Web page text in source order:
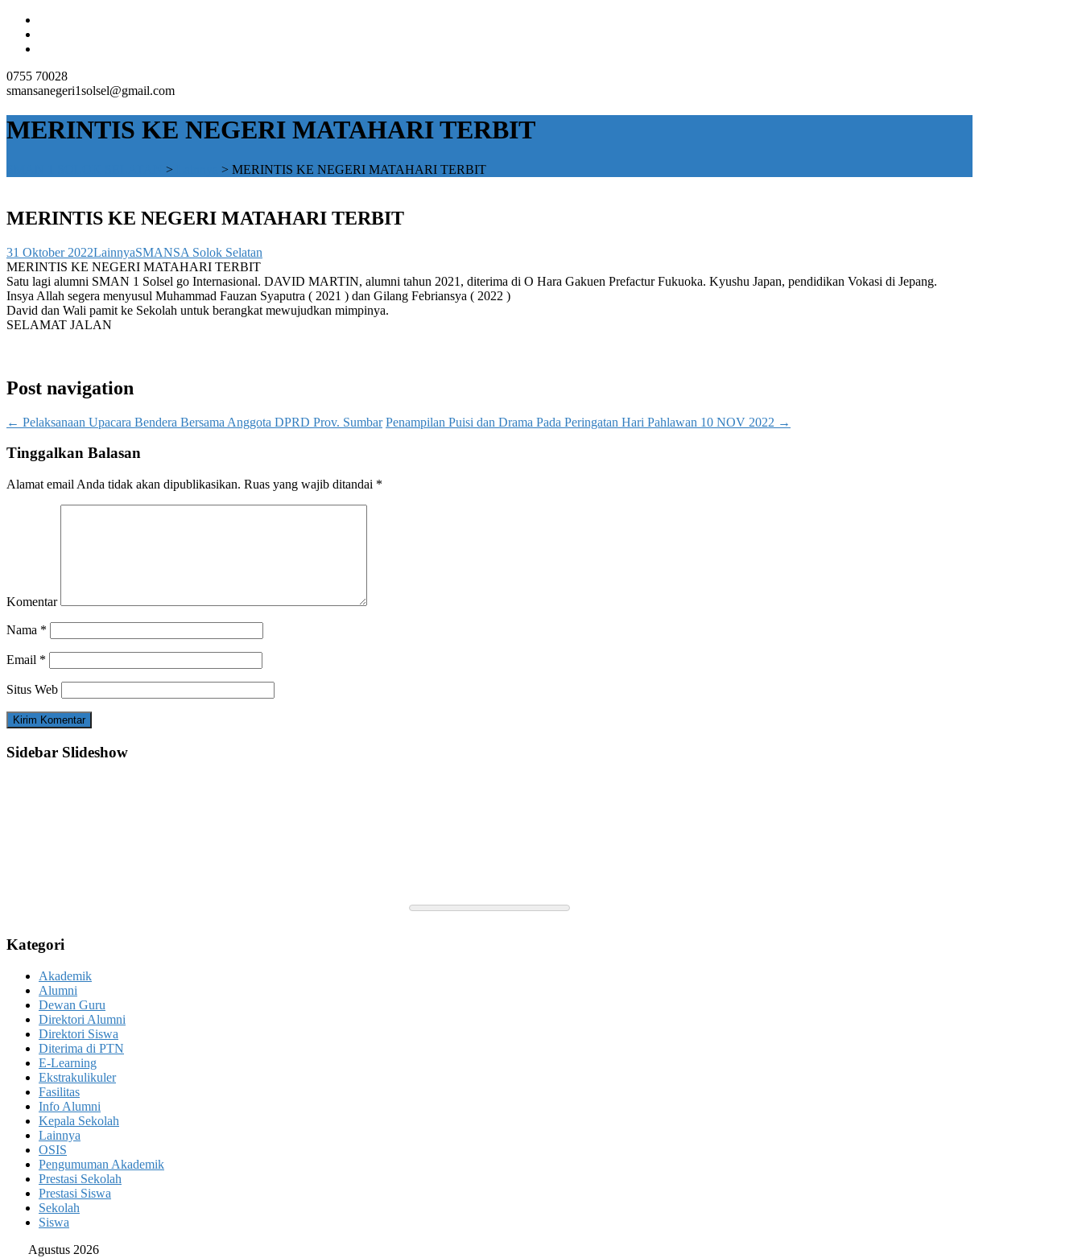
0755 70028
smansanegeri1solsel@gmail.com
MERINTIS KE NEGERI MATAHARI TERBIT
> > MERINTIS KE NEGERI MATAHARI TERBIT
MERINTIS KE NEGERI MATAHARI TERBIT
31 Oktober 2022LainnyaSMANSA Solok Selatan
MERINTIS KE NEGERI MATAHARI TERBIT
Satu lagi alumni SMAN 1 Solsel go Internasional. DAVID MARTIN, alumni tahun 2021, diterima di O Hara Gakuen Prefactur Fukuoka. Kyushu Japan, pendidikan Vokasi di Jepang.
Insya Allah segera menyusul Muhammad Fauzan Syaputra ( 2021 ) dan Gilang Febriansya ( 2022 )
David dan Wali pamit ke Sekolah untuk berangkat mewujudkan mimpinya.
SELAMAT JALAN
Post navigation
← Pelaksanaan Upacara Bendera Bersama Anggota DPRD Prov. Sumbar Penampilan Puisi dan Drama Pada Peringatan Hari Pahlawan 10 NOV 2022 →
Tinggalkan Balasan
Alamat email Anda tidak akan dipublikasikan. Ruas yang wajib ditandai *
Komentar
Nama *
Email *
Situs Web
Sidebar Slideshow
Kategori
Akademik
Alumni
Dewan Guru
Direktori Alumni
Direktori Siswa
Diterima di PTN
E-Learning
Ekstrakulikuler
Fasilitas
Info Alumni
Kepala Sekolah
Lainnya
OSIS
Pengumuman Akademik
Prestasi Sekolah
Prestasi Siswa
Sekolah
Siswa
Agustus 2026